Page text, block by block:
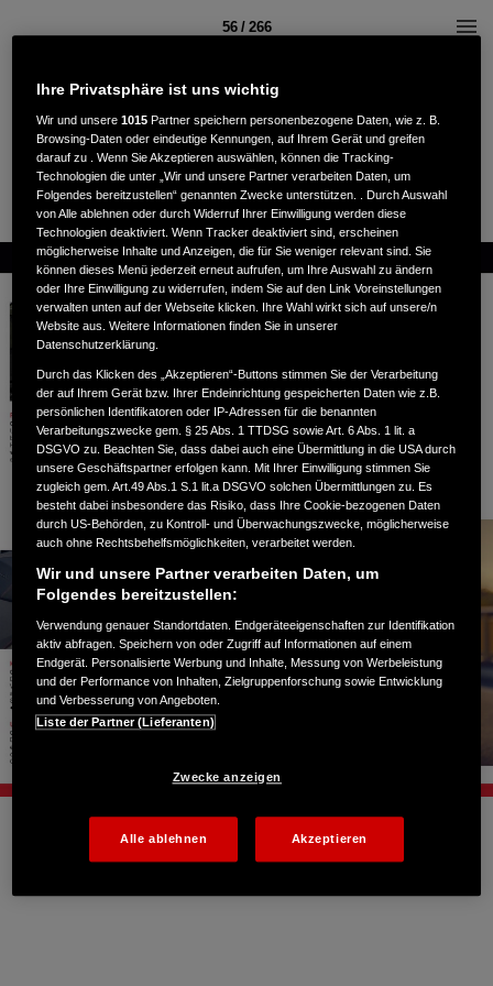
56 / 266
Ihre Privatsphäre ist uns wichtig
Wir und unsere1015 Partner speichern personenbezogene Daten, wie z. B.
Browsing-Daten oder eindeutige Kennungen, auf Ihrem Gerät und greifen
darauf zu . Wenn Sie Akzeptieren auswählen, können die Tracking-
Technologien die unter „Wir und unsere Partner verarbeiten Daten, um
Folgendes bereitzustellen“ genannten Zwecke unterstützen. . Durch Auswahl
von Alle ablehnen oder durch Widerruf Ihrer Einwilligung werden diese
Technologien deaktiviert. Wenn Tracker deaktiviert sind, erscheinen
möglicherweise Inhalte und Anzeigen, die für Sie weniger relevant sind. Sie
können dieses Menü jederzeit erneut aufrufen, um Ihre Auswahl zu ändern
oder Ihre Einwilligung zu widerrufen, indem Sie auf den Link Voreinstellungen
verwalten unten auf der Webseite klicken. Ihre Wahl wirkt sich auf unsere/n
Website aus. Weitere Informationen finden Sie in unserer
Datenschutzerklärung.
Durch das Klicken des „Akzeptieren“-Buttons stimmen Sie der Verarbeitung
der auf Ihrem Gerät bzw. Ihrer Endeinrichtung gespeicherten Daten wie z.B.
persönlichen Identifikatoren oder IP-Adressen für die benannten
Verarbeitungszwecke gem. § 25 Abs. 1 TTDSG sowie Art. 6 Abs. 1 lit. a
DSGVO zu. Beachten Sie, dass dabei auch eine Übermittlung in die USA durch
unsere Geschäftspartner erfolgen kann. Mit Ihrer Einwilligung stimmen Sie
zugleich gem. Art.49 Abs.1 S.1 lit.a DSGVO solchen Übermittlungen zu. Es
besteht dabei insbesondere das Risiko, dass Ihre Cookie-bezogenen Daten
durch US-Behörden, zu Kontroll- und Überwachungszwecke, möglicherweise
auch ohne Rechtsbehelfsmöglichkeiten, verarbeitet werden.
Wir und unsere Partner verarbeiten Daten, um
Folgendes bereitzustellen:
Verwendung genauer Standortdaten. Endgeräteeigenschaften zur Identifikation
aktiv abfragen. Speichern von oder Zugriff auf Informationen auf einem
Endgerät. Personalisierte Werbung und Inhalte, Messung von Werbeleistung
und der Performance von Inhalten, Zielgruppenforschung sowie Entwicklung
und Verbesserung von Angeboten.
Liste der Partner (Lieferanten)
Zwecke anzeigen
Alle ablehnen Akzeptieren